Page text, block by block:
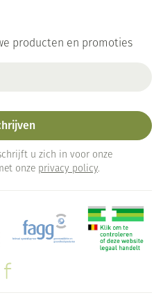
producten en promoties
u zich in voor onze
onze privacy policy.